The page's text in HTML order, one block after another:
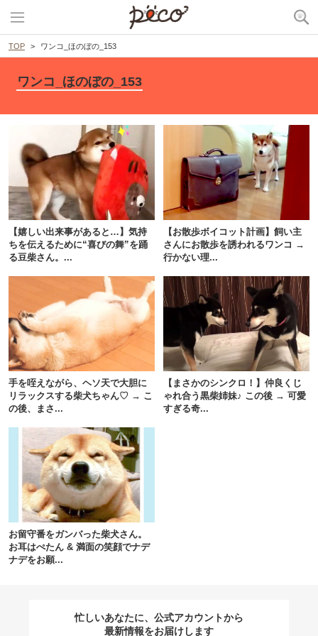
TOP ワンコ_ほのぼの_153
ワンコ_ほのぼの_153
【嬉しい出来事があると…】気持
ちを伝えるために“喜びの舞”を踊
る豆柴さん。...
【お散歩ボイコット計画】飼い主
さんにお散歩を誘われるワンコ →
行かない理...
手を咥えながら、ヘソ天で大胆に
リラックスする柴犬ちゃん♡ → こ
の後、まさ...
【まさかのシンクロ！】仲良くじ
ゃれ合う黒柴姉妹♪ この後 → 可愛
すぎる奇...
お留守番をガンバった柴犬さん。
お耳はぺたん & 満面の笑顔でナデ
ナデをお願...
忙しいあなたに、公式アカウントから
最新情報をお届けします
閉じる
pecodogs
いぬ部をフォロー
アプリで開く
アプリをダウンロードする